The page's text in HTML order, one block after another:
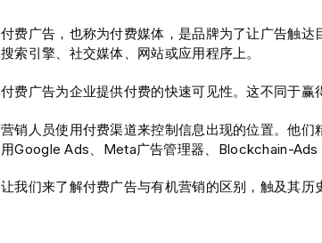
付费广告，也称为付费媒体，是品牌为了让广告触
搜索引擎、社交媒体、网站或应用程序上。
付费广告为企业提供付费的快速可见性。这不同于赢
营销人员使用付费渠道来控制信息出现的位置。他
用Google Ads、Meta广告管理器、Blockchain-Ads
让我们来了解付费广告与有机营销的区别，触及其历